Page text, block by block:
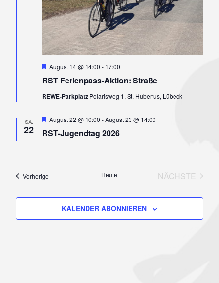
RST Ferienpass-Aktion: Straße
Hervorgehoben
August 14 @ 14:00 - 17:00
REWE-Parkplatz Polarisweg 1, St. Hubertus, Lübeck
SA.
22 RST-Jugendtag 2026
Hervorgehoben
August 22 @ 10:00 -August 23 @ 14:00
Vorherige Heute
NÄCHSTE
KALENDER ABONNIEREN